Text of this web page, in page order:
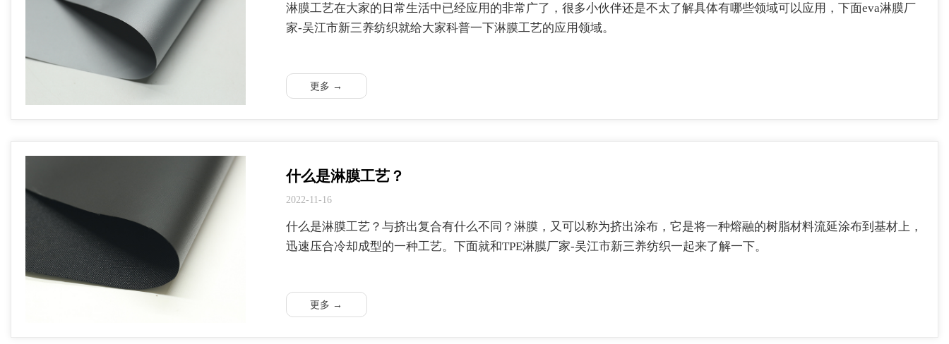
淋膜工艺在大家的日常生活中已经应用的非常广了，很多小伙伴还是不太了解具体有哪些领域可以应用，下面eva淋膜厂
家-吴江市新三养纺织就给大家科普一下淋膜工艺的应用领域。
更多 →
什么是淋膜工艺？
2022-11-16
什么是淋膜工艺？与挤出复合有什么不同？淋膜，又可以称为挤出涂布，它是将一种熔融的树脂材料流延涂布到基材上，
迅速压合冷却成型的一种工艺。下面就和TPE淋膜厂家-吴江市新三养纺织一起来了解一下。
更多 →